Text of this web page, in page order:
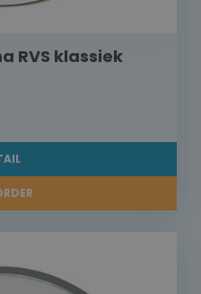
RVS klassiek